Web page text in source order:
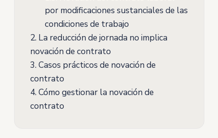
por modificaciones sustanciales de las
condiciones de trabajo
2.La reducción de jornada no implica
novación de contrato
3.Casos prácticos de novación de
contrato
4.Cómo gestionar la novación de
contrato